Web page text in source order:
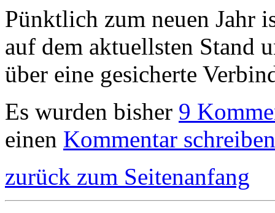
Pünktlich zum neuen Jahr
auf dem aktuellsten Stand
über eine gesicherte
Es wurden bisher 9
einen Kommentar schreiben
zurück zum Seitenanfang